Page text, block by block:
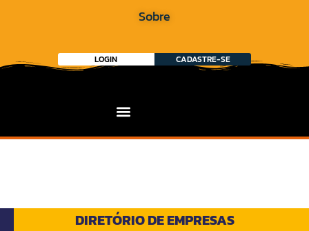
Sobre
LOGIN CADASTRE-SE
DIRETÓRIO DE EMPRESAS